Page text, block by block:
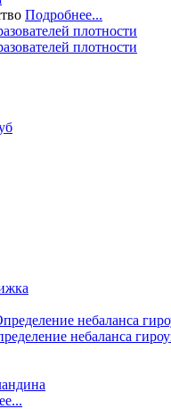
Подробнее...
плотности
небаланса